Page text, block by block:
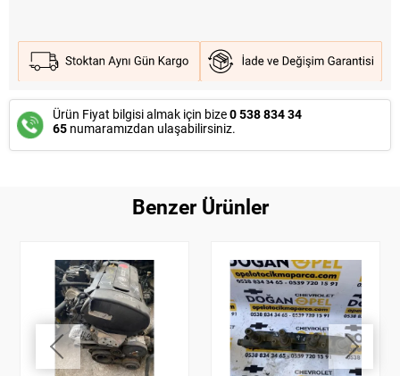
Ürün Fiyat bilgisi almak için bize0 538 834 34
65 numaramızdan ulaşabilirsiniz.
Benzer Ürünler